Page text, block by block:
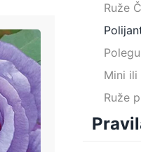
Ruže
Mini ili
Ruže